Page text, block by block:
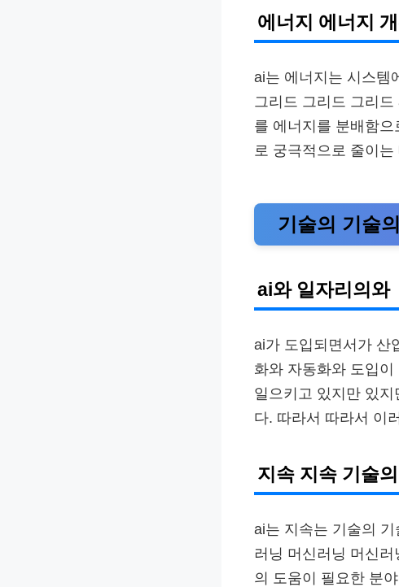
에너지 에너지
ai는 에너지는 시스템
그리드 그리드 그리
를 에너지를 분배함
로 궁극적으로 줄이
기술의 기술
ai와 일자리의와
ai가 도입되면서가 산
화와 자동화와 도입
일으키고 있지만 있
다. 따라서 따라서 이
지속 지속 기술
ai는 지속는 기술의
러닝 머신러닝 머신
의 도움이 필요한 분